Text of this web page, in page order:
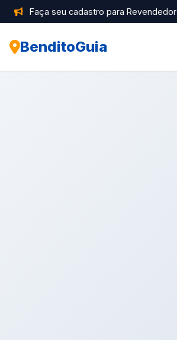
Faça seu cadastro para Revendedor
BenditoGuia